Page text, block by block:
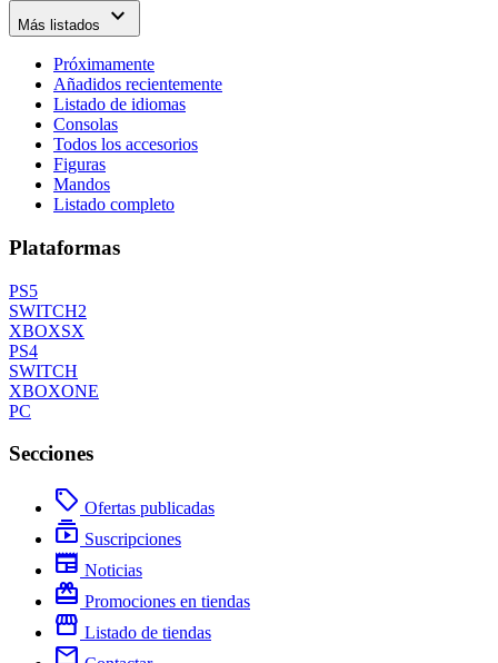
Más listados expand_more
Próximamente
Añadidos recientemente
Listado de idiomas
Consolas
Todos los accesorios
Figuras
Mandos
Listado completo
Plataformas
PS5
SWITCH2
XBOXSX
PS4
SWITCH
XBOXONE
PC
Secciones
local_offer Ofertas publicadas
subscriptions Suscripciones
newspaper Noticias
redeem Promociones en tiendas
storefront Listado de tiendas
mail